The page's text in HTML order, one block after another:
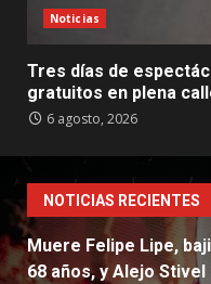
Noticias
Tres días de
gratuitos en plena
6 agosto, 2026
NOTICIAS RECIENTES
Muere Felipe Lipe,
68 años, y Alejo